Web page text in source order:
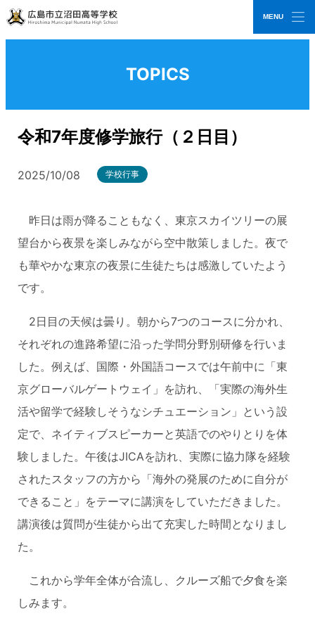
TOPICS
令和7年度修学旅行（２日目）
2025/10/08 学校行事
昨日は雨が降ることもなく、東京スカイツリーの展
望台から夜景を楽しみながら空中散策しました。夜で
も華やかな東京の夜景に生徒たちは感激していたよう
です。
2日目の天候は曇り。朝から7つのコースに分かれ、
それぞれの進路希望に沿った学問分野別研修を行いま
した。例えば、国際・外国語コースでは午前中に「東
京グローバルゲートウェイ」を訪れ、「実際の海外生
活や留学で経験しそうなシチュエーション」という設
定で、ネイティブスピーカーと英語でのやりとりを体
験しました。午後はJICAを訪れ、実際に協力隊を経験
されたスタッフの方から「海外の発展のために自分が
できること」をテーマに講演をしていただきました。
講演後は質問が生徒から出て充実した時間となりまし
た。
これから学年全体が合流し、クルーズ船で夕食を楽
しみます。
MENU